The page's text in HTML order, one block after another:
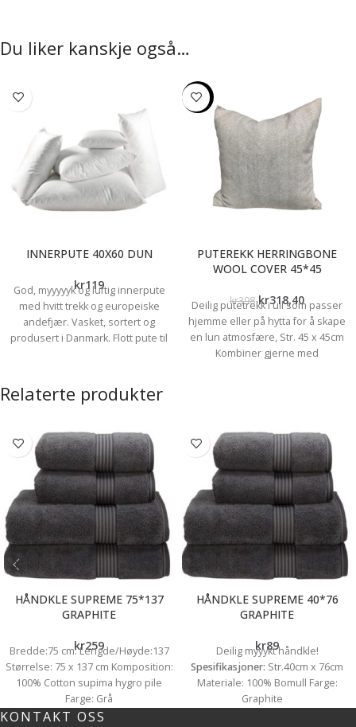
Du liker kanskje også…
INNERPUTE 40X60 DUN
kr119
God, myyyyyk og luftig innerpute
med hvitt trekk og europeiske
andefjær. Vasket, sortert og
produsert i Danmark. Flott pute til
-20%
PUTEREKK HERRINGBONE
WOOL COVER 45*45
kr398 kr318,40
Deilig putetrekk i ull som passer
hjemme eller på hytta for å skape
en lun atmosfære, Str. 45 x 45cm
Kombiner gjerne med
Relaterte produkter
HÅNDKLE SUPREME 75*137
GRAPHITE
kr259
Bredde:75 cm: Lengde/Høyde:137
Størrelse: 75 x 137 cm Komposition:
100% Cotton supima hygro pile
Farge: Grå
HÅNDKLE SUPREME 40*76
GRAPHITE
kr89
Deilig myyykt håndkle!
Spesifikasjoner: Str.40cm x 76cm
Materiale: 100% Bomull Farge:
Graphite
KONTAKT OSS